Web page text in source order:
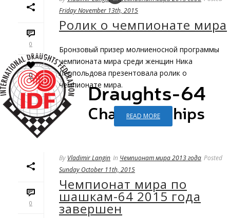
0
0
Friday November 13th, 2015
Ролик о чемпионате мира
Бронзовый призер молниеносной программы
чемпионата мира среди женщин Ника
Леопольдова презентовала ролик о
чемпионате мира.
READ MORE
0
By Vladimir Langin In Чемпионат мира 2013 года Posted
Sunday October 11th, 2015
Чемпионат мира по
шашкам-64 2015 года
завершен